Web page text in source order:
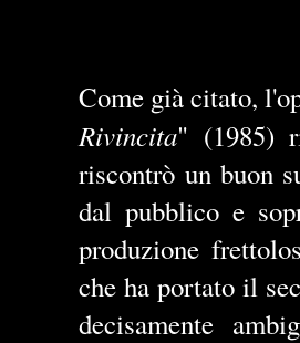
Come già citato,
Rivincita" (1985)
riscontrò un buon
dal pubblico e
produzione
che ha portato il
decisamente